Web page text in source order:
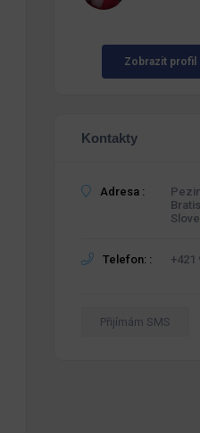
Zobrazit profil
Kontakty
Adresa :
Telefon: : +421
Přijímám SMS